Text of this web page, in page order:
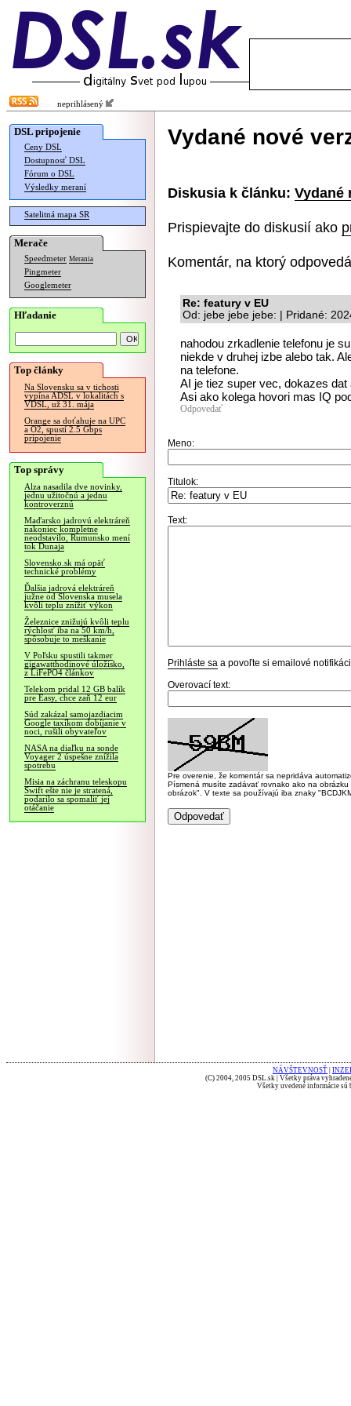
neprihlásený
DSL pripojenie
Ceny DSL
Dostupnosť DSL
Fórum o DSL
Výsledky meraní
Satelitná mapa SR
Merače
Speedmeter Merania
Pingmeter
Googlemeter
Hľadanie
Top články
Na Slovensku sa v tichosti
vypína ADSL v lokalitách s
VDSL, už 31. mája
Orange sa doťahuje na UPC
a O2, spustí 2.5 Gbps
pripojenie
Top správy
Alza nasadila dve novinky,
jednu užitočnú a jednu
kontroverznú
Maďarsko jadrovú elektráreň
nakoniec kompletne
neodstavilo, Rumunsko mení
tok Dunaja
Slovensko.sk má opäť
technické problémy
Ďalšia jadrová elektráreň
južne od Slovenska musela
kvôli teplu znížiť výkon
Železnice znižujú kvôli teplu
rýchlosť iba na 50 km/h,
spôsobuje to meškanie
V Poľsku spustili takmer
gigawatthodinové úložisko,
z LiFePO4 článkov
Telekom pridal 12 GB balík
pre Easy, chce zaň 12 eur
Súd zakázal samojazdiacim
Google taxíkom dobíjanie v
noci, rušili obyvateľov
NASA na diaľku na sonde
Voyager 2 úspešne znížila
spotrebu
Misia na záchranu teleskopu
Swift ešte nie je stratená,
podarilo sa spomaliť jej
otáčanie
Vydané nové
Diskusia k článku: Vydané
Prispievajte do diskusií ako
Komentár, na ktorý
Re: featury v EU
Od: jebe jebe jebe: | Pridané:
nahodou zrkadlenie telefonu je
niekde v druhej izbe alebo tak.
na telefone.
AI je tiez super vec, dokazes
Asi ako kolega hovori mas IQ
Odpovedať
Meno:
Titulok:
Text:
Prihláste sa a povoľte si emailové
Overovací text:
Pre overenie, že komentár sa nepridáva
Písmená musíte zadávať rovnako ako na
obrázok". V texte sa používajú iba znaky
NÁVŠTEVNOSŤ
(C) 2004, 2005 DSL.sk | Všetky práva
Všetky uvedené informácie sú